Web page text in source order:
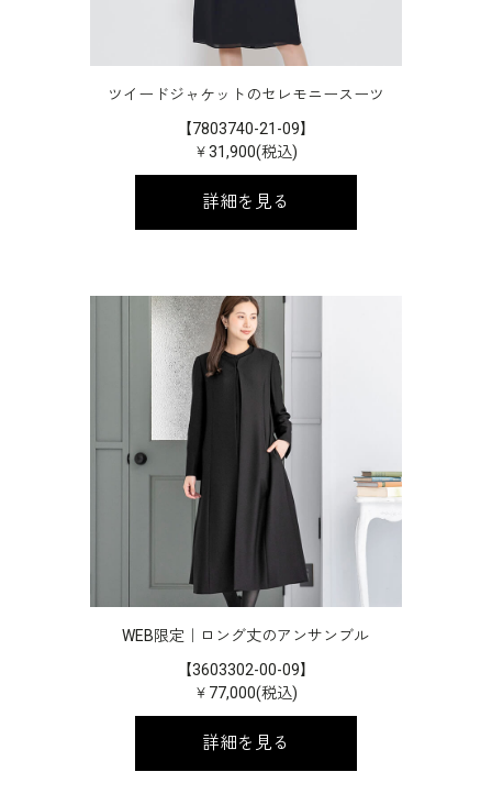
ツイードジャケットのセレモニースーツ
【7803740-21-09】
￥31,900(税込)
詳細を見る
WEB限定｜ロング丈のアンサンブル
【3603302-00-09】
￥77,000(税込)
詳細を見る